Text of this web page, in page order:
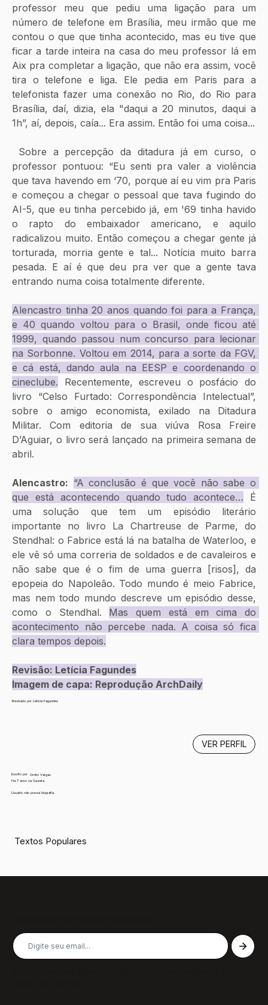
professor meu que pediu uma ligação para um
número de telefone em Brasília, meu irmão que me
contou o que que tinha acontecido, mas eu tive que
ficar a tarde inteira na casa do meu professor lá em
Aix pra completar a ligação, que não era assim, você
tira o telefone e liga. Ele pedia em Paris para a
telefonista fazer uma conexão no Rio, do Rio para
Brasília, daí, dizia, ela "daqui a 20 minutos, daqui a
professor pontuou: “Eu senti pra valer a violência
que tava havendo em ‘70, porque aí eu vim pra Paris
e começou a chegar o pessoal que tava fugindo do
AI-5, que eu tinha percebido já, em '69 tinha havido
o rapto do embaixador americano, e aquilo
radicalizou muito. Então começou a chegar gente já
torturada, morria gente e tal... Notícia muito barra
pesada. E aí é que deu pra ver que a gente tava
entrando numa coisa totalmente diferente.
Alencastro tinha 20 anos quando foi para a França,
e 40 quando voltou para o Brasil, onde ficou até
1999, quando passou num concurso para lecionar
na Sorbonne. Voltou em 2014, para a sorte da FGV,
e cá está, dando aula na EESP e coordenando o
cineclube. Recentemente, escreveu o posfácio do
livro “Celso Furtado: Correspondência Intelectual”,
sobre o amigo economista, exilado na Ditadura
Militar. Com editoria de sua viúva Rosa Freire
D’Aguiar, o livro será lançado na primeira semana de
abril.
Alencastro: “A conclusão é que você não sabe o
que está acontecendo quando tudo acontece… É
uma solução que tem um episódio literário
importante no livro La Chartreuse de Parme, do
Stendhal: o Fabrice está lá na batalha de Waterloo, e
ele vê só uma correria de soldados e de cavaleiros e
não sabe que é o fim de uma guerra [risos], da
epopeia do Napoleão. Todo mundo é meio Fabrice,
mas nem todo mundo descreve um episódio desse,
como o Stendhal. Mas quem está em cima do
acontecimento não percebe nada. A coisa só fica
clara tempos depois.
Revisão: Letícia Fagundes
Imagem de capa: Reprodução ArchDaily
Revisado por Letícia Fagundes
Escrito por
Ornito Vargas
Há 7 anos na Gazeta
Usuário não possui biografia
VER PERFIL
Textos Populares